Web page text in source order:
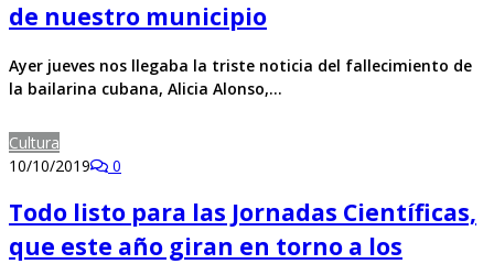
de nuestro municipio
Ayer jueves nos llegaba la triste noticia del fallecimiento de
la bailarina cubana, Alicia Alonso,…
Cultura
10/10/2019
0
Todo listo para las Jornadas Científicas,
que este año giran en torno a los